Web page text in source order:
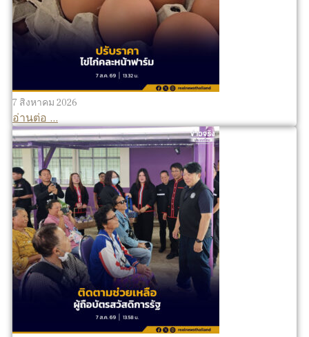
7 สิงหาคม 2026
อ่านต่อ ...